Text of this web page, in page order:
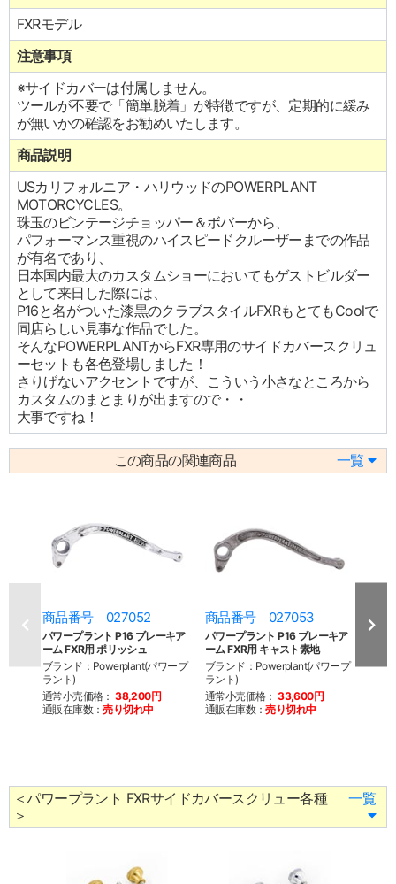
FXRモデル
注意事項
※サイドカバーは付属しません。
ツールが不要で「簡単脱着」が特徴ですが、定期的に緩み
が無いかの確認をお勧めいたします。
商品説明
USカリフォルニア・ハリウッドのPOWERPLANT
MOTORCYCLES。
珠玉のビンテージチョッパー＆ボバーから、
パフォーマンス重視のハイスピードクルーザーまでの作品
が有名であり、
日本国内最大のカスタムショーにおいてもゲストビルダー
として来日した際には、
P16と名がついた漆黒のクラブスタイルFXRもとてもCoolで
同店らしい見事な作品でした。
そんなPOWERPLANTからFXR専用のサイドカバースクリュ
ーセットも各色登場しました！
さりげないアクセントですが、こういう小さなところから
カスタムのまとまりが出ますので・・
大事ですね！
この商品の関連商品 一覧
商品番号 027052
パワープラント P16 ブレーキア
ーム FXR用 ポリッシュ
ブランド：Powerplant(パワープ
ラント)
通常小売価格： 38,200円
通販在庫数：売り切れ中
商品番号 027053
パワープラント P16 ブレーキア
ーム FXR用 キャスト素地
ブランド：Powerplant(パワープ
ラント)
通常小売価格： 33,600円
通販在庫数：売り切れ中
商
ブラ
＜パワープラント FXRサイドカバースクリュー各種
＞
一覧